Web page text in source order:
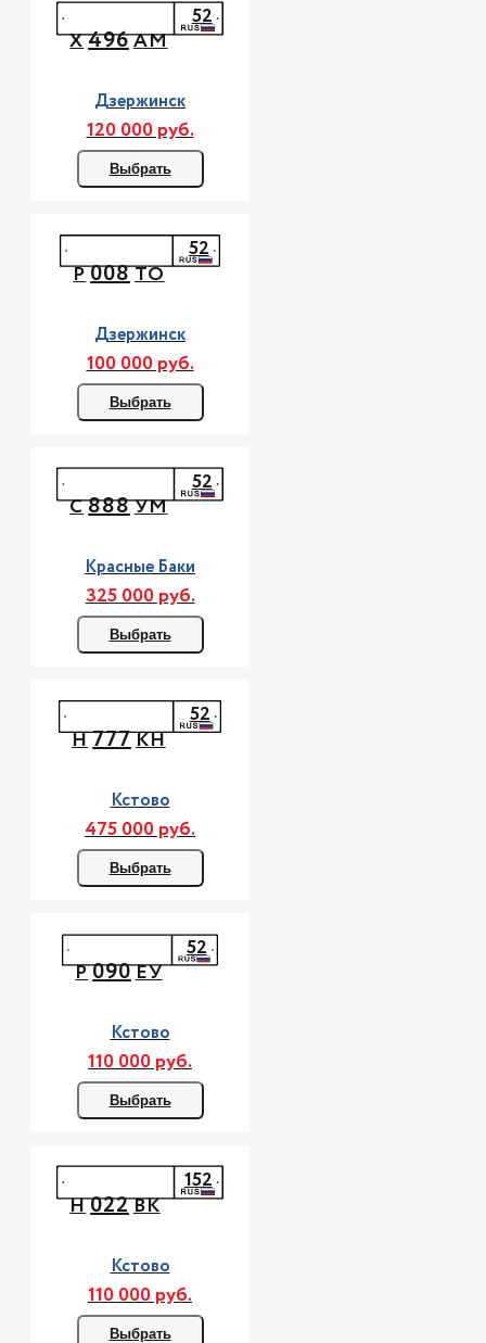
Х496АМ
52
Дзержинск
120 000 руб.
Выбрать
Р008ТО
52
Дзержинск
100 000 руб.
Выбрать
С888УМ
52
Красные Баки
325 000 руб.
Выбрать
Н777КН
52
Кстово
475 000 руб.
Выбрать
Р090ЕУ
52
Кстово
110 000 руб.
Выбрать
Н022ВК
152
Кстово
110 000 руб.
Выбрать